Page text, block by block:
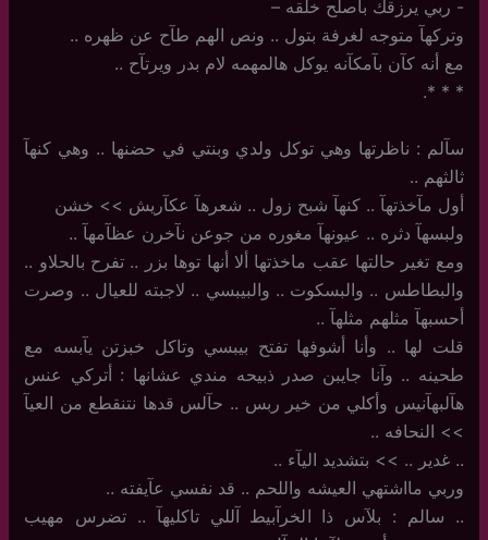
-‏ ربي يرزقك باصلح خلقه –
وتركهآ متوجه لغرفة بتول .. ونص الهم طآح عن ظهره ..
مع أنه كآن بآمكآنه يوكل هالمهمه لام بدر ويرتآح ..
‏*‏ * *.
سآلم : ناظرتها وهي توكل ولدي وبنتي في حضنها .. وهي كنهآ
ثالثهم ..
أول مآخذتهآ .. كنهآ شبح زول .. شعرهآ عكآريش >> خشن
ولبسهآ دثره .. عيونهآ مغوره من جوعن نآخرن عظآمهآ ..
ومع تغير حالتها عقب ماخذتها ألا أنها توها بزر .. تفرح بالحلاو ..
والبطاطس .. والبسكوت .. والبيبسي .. لاجبته للعيال .. وصرت
أحسبهآ مثلهم مثلهآ ..
قلت لها .. وأنا أشوفها تفتح بيبسي وتاكل خبزتن يآبسه مع
طحينه .. وآنا جايبن صدر ذبيحه مندي عشانها : أتركي عنس
هآلبهآنيس وأكلي من خير ربس .. حآلس قدها نتنقطع من العيآ
>> النحافه ..
..‏ غدير .. >> بتشديد اليآء ..
وربي مااشتهي العيشه واللحم .. قد نفسي عآيفته ..
..‏ سالم : بلآس ذا الخرآبيط آللي تاكليهآ .. تضرس مهيب